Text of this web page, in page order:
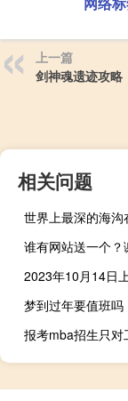
上一篇
剑神魂遗迹攻略
相关问题
谁有网站送一个？
梦到过年要值班吗